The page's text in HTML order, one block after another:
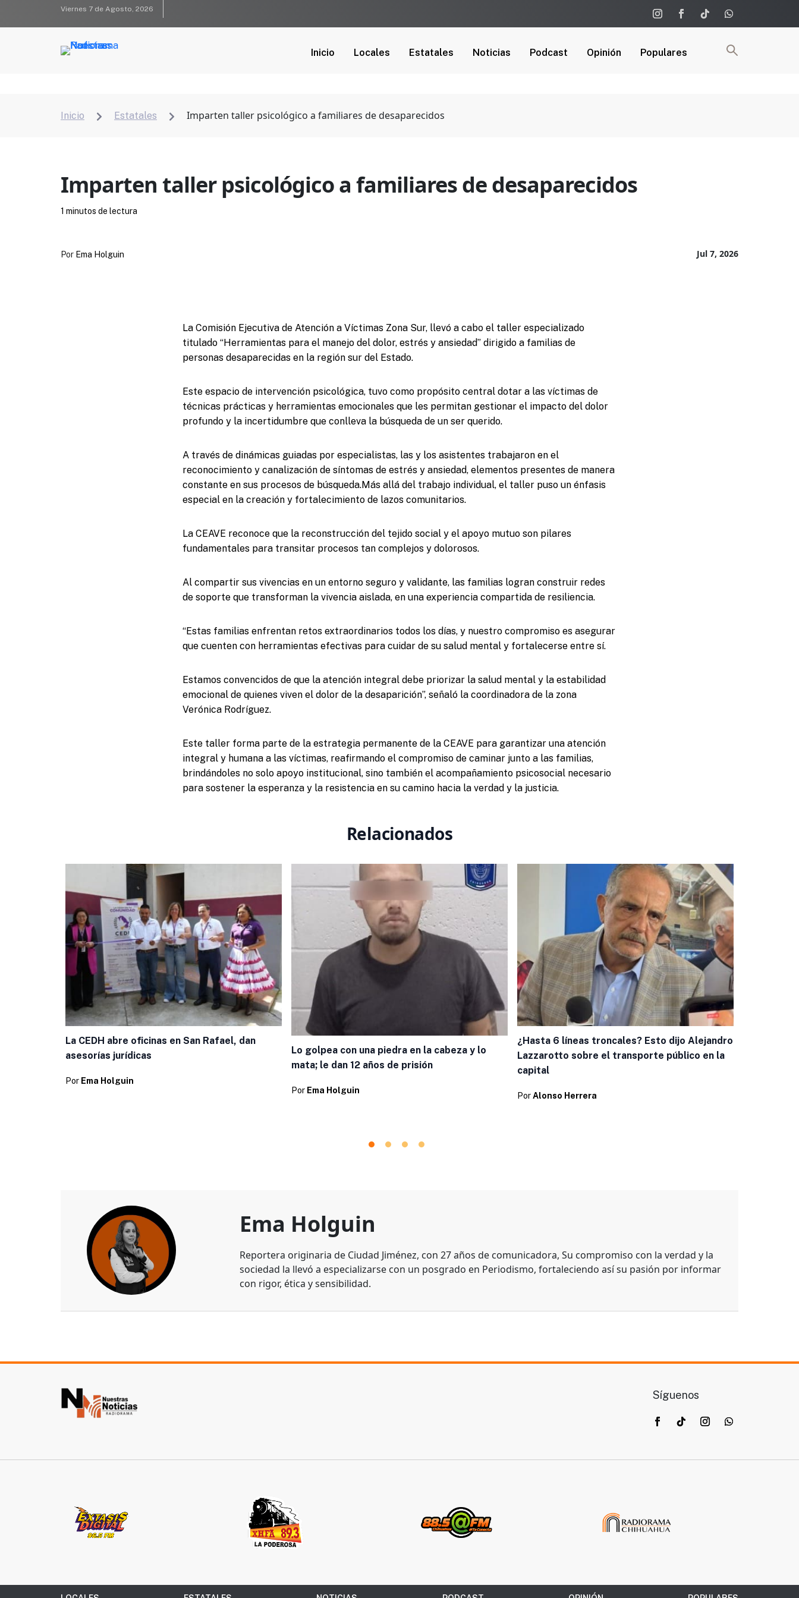
Viernes 7 de Agosto, 2026
Inicio Locales Estatales Noticias Podcast Opinión Populares
Inicio  Estatales  Imparten taller psicológico a familiares de desaparecidos
Imparten taller psicológico a familiares de desaparecidos
Jul 7, 2026
Por Ema Holguin
1 minutos de lectura
La Comisión Ejecutiva de Atención a Víctimas Zona Sur, llevó a cabo el taller especializado
titulado “Herramientas para el manejo del dolor, estrés y ansiedad” dirigido a familias de
personas desaparecidas en la región sur del Estado.
Este espacio de intervención psicológica, tuvo como propósito central dotar a las víctimas de
técnicas prácticas y herramientas emocionales que les permitan gestionar el impacto del dolor
profundo y la incertidumbre que conlleva la búsqueda de un ser querido.
A través de dinámicas guiadas por especialistas, las y los asistentes trabajaron en el
reconocimiento y canalización de síntomas de estrés y ansiedad, elementos presentes de manera
constante en sus procesos de búsqueda.Más allá del trabajo individual, el taller puso un énfasis
especial en la creación y fortalecimiento de lazos comunitarios.
La CEAVE reconoce que la reconstrucción del tejido social y el apoyo mutuo son pilares
fundamentales para transitar procesos tan complejos y dolorosos.
Al compartir sus vivencias en un entorno seguro y validante, las familias logran construir redes
de soporte que transforman la vivencia aislada, en una experiencia compartida de resiliencia.
“Estas familias enfrentan retos extraordinarios todos los días, y nuestro compromiso es asegurar
que cuenten con herramientas efectivas para cuidar de su salud mental y fortalecerse entre sí.
Estamos convencidos de que la atención integral debe priorizar la salud mental y la estabilidad
emocional de quienes viven el dolor de la desaparición”, señaló la coordinadora de la zona
Verónica Rodríguez.
Este taller forma parte de la estrategia permanente de la CEAVE para garantizar una atención
integral y humana a las víctimas, reafirmando el compromiso de caminar junto a las familias,
brindándoles no solo apoyo institucional, sino también el acompañamiento psicosocial necesario
para sostener la esperanza y la resistencia en su camino hacia la verdad y la justicia.
Relacionados
La CEDH abre oficinas en San Rafael, dan
asesorías jurídicas
Por Ema Holguin
Lo golpea con una piedra en la cabeza y lo
mata; le dan 12 años de prisión
Por Ema Holguin
¿Hasta 6 líneas troncales? Esto dijo Alejandro
Lazzarotto sobre el transporte público en la
capital
PorAlonso Herrera
Ema Holguin
Reportera originaria de Ciudad Jiménez, con 27 años de comunicadora, Su compromiso con la verdad y la
sociedad la llevó a especializarse con un posgrado en Periodismo, fortaleciendo así su pasión por informar
con rigor, ética y sensibilidad.
Síguenos